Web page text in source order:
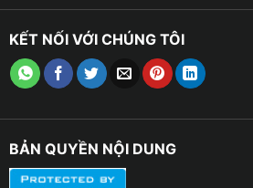
KẾT NỐI VỚI CHÚNG TÔI
BẢN QUYỀN NỘI DUNG